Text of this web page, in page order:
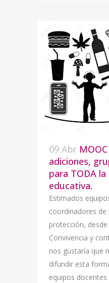
09 Abr
adiciones,
para TODA
educativa.
Estimados
coordinadores de
protección,
Convivencia y
nos gustaría que
difundir esta
equipos